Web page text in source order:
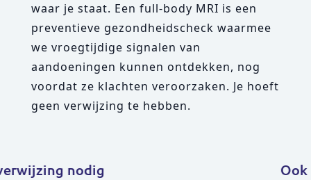
waar je staat. Een full-body MRI is een
preventieve gezondheidscheck waarmee
we vroegtijdige signalen van
aandoeningen kunnen ontdekken, nog
voordat ze klachten veroorzaken. Je hoeft
geen verwijzing te hebben.
nodig Ook bij